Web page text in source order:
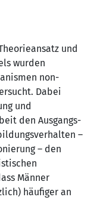
und
wurden
non-
Dabei
und
den Ausgangs-
–
– den
Männer
häufiger an